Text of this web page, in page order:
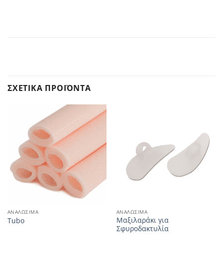
ΣΧΕΤΙΚΆ ΠΡΟΪΌΝΤΑ
ΑΝΑΛΏΣΙΜΑ
Tubo
ΑΝΑΛΏΣΙΜΑ
Μαξιλαράκι για
Σφυροδακτυλία